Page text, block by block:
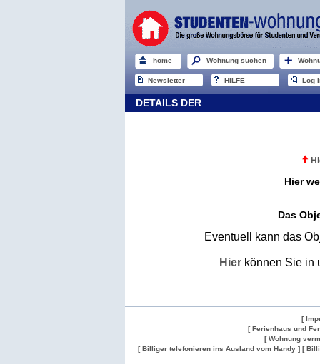
home Wohnung suchen
Newsletter HILFE Log
DETAILS DER
Hier
Das
Eventuell kann das
Hier können Sie in
[
[ Ferienhaus und
[ Wohnung
[ Billiger telefonieren ins Ausland vom Handy ] [